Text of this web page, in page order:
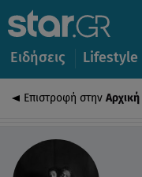
Ειδήσεις Lifestyle
Επιστροφή στην Αρχική